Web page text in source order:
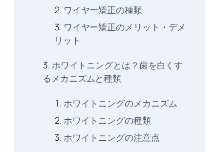
ワイヤー矯正の種類
ワイヤー矯正のメリット・デメ
リット
ホワイトニングとは？歯を白くす
るメカニズムと種類
ホワイトニングのメカニズム
ホワイトニングの種類
ホワイトニングの注意点